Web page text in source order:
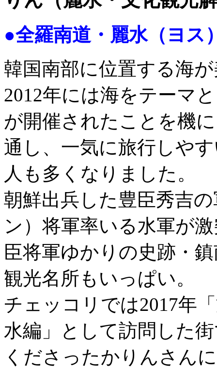
●全羅南道・麗水（ヨス
韓国南部に位置する海
2012年には海をテーマ
が開催されたことを機
通し、一気に旅行しや
人も多くなりました。
朝鮮出兵した豊臣秀吉
ン）将軍率いる水軍が
臣将軍ゆかりの史跡・
観光名所もいっぱい。
チェッコリでは2017年
水編」として訪問した
くださったかりんさん